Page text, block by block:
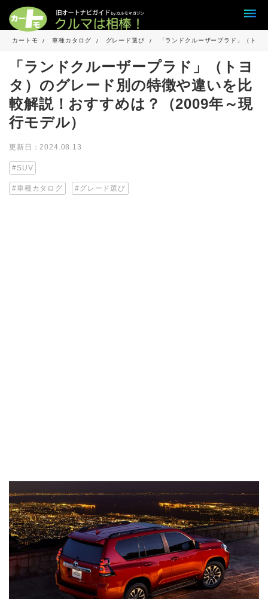
カートモ 車種カタログ グレード選び 「ランドクルーザープラド」（ト
「ランドクルーザープラド」（トヨ
タ）のグレード別の特徴や違いを比
較解説！おすすめは？（2009年～現
行モデル）
更新日：2024.08.13
SUV
車種カタログ グレード選び